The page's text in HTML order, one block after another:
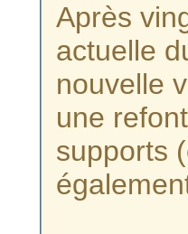
Après
actuelle
nouvelle
une
supports